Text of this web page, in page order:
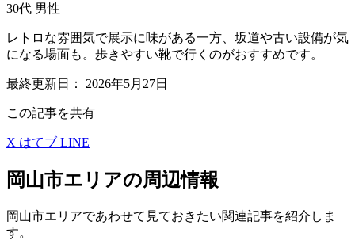
30代 男性
レトロな雰囲気で展示に味がある一方、坂道や古い設備が気
になる場面も。歩きやすい靴で行くのがおすすめです。
最終更新日： 2026年5月27日
この記事を共有
X はてブ LINE
岡山市エリアの周辺情報
岡山市エリアであわせて見ておきたい関連記事を紹介しま
す。